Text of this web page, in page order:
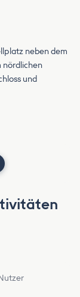
neben dem
nördlichen
und